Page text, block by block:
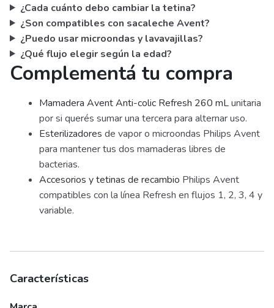
¿Cada cuánto debo cambiar la tetina?
¿Son compatibles con sacaleche Avent?
¿Puedo usar microondas y lavavajillas?
¿Qué flujo elegir según la edad?
Complementá tu compra
Mamadera Avent Anti-colic Refresh 260 mLunitaria
por si querés sumar una tercera para alternar uso.
Esterilizadores de vapor o microondas Philips Avent
para mantener tus dos mamaderas libres de
bacterias.
Accesorios y tetinas de recambio Philips Avent
compatibles con la línea Refresh en flujos 1, 2, 3, 4 y
variable.
Características